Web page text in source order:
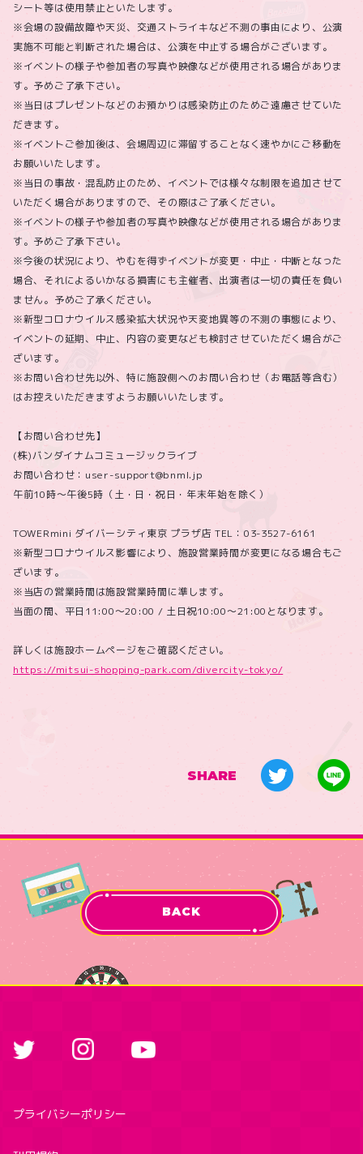
シート等は使用禁止といたします。
※会場の設備故障や天災、交通ストライキなど不測の事由により、公演
実施不可能と判断された場合は、公演を中止する場合がございます。
※イベントの様子や参加者の写真や映像などが使用される場合がありま
す。予めご了承下さい。
※当日はプレゼントなどのお預かりは感染防止のためご遠慮させていた
だきます。
※イベントご参加後は、会場周辺に滞留することなく速やかにご移動を
お願いいたします。
※当日の事故・混乱防止のため、イベントでは様々な制限を追加させて
いただく場合がありますので、その際はご了承ください。
※イベントの様子や参加者の写真や映像などが使用される場合がありま
す。予めご了承下さい。
※今後の状況により、やむを得ずイベントが変更・中止・中断となった
場合、それによるいかなる損害にも主催者、出演者は一切の責任を負い
ません。予めご了承ください。
※新型コロナウイルス感染拡大状況や天変地異等の不測の事態により、
イベントの延期、中止、内容の変更なども検討させていただく場合がご
ざいます。
※お問い合わせ先以外、特に施設側へのお問い合わせ（お電話等含む）
はお控えいただきますようお願いいたします。
【お問い合わせ先】
(株)バンダイナムコミュージックライブ
お問い合わせ：user-support@bnml.jp
午前10時～午後5時（土・日・祝日・年末年始を除く）
TOWERmini ダイバーシティ東京 プラザ店 TEL：03-3527-6161
※新型コロナウイルス影響により、施設営業時間が変更になる場合もご
ざいます。
※当店の営業時間は施設営業時間に準します。
当面の間、平日11:00～20:00 / 土日祝10:00～21:00となります。
詳しくは施設ホームページをご確認ください。
https://mitsui-shopping-park.com/divercity-tokyo/
SHARE
BACK
プライバシーポリシー